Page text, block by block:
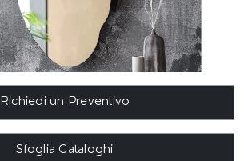
Richiedi un Preventivo
Sfoglia Cataloghi